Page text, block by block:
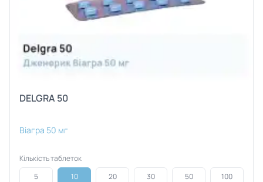
DELGRA 50
Віагра 50 мг
Кількість таблеток
5
10 20 30 50 100